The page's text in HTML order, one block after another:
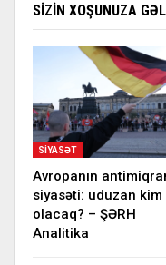
SIZIN XOŞUNUZA
SIYASƏT
Avropanın
siyasəti: uduzan kim
olacaq? – ŞƏRH
Analitika